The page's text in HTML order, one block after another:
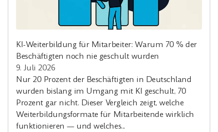
KI-Weiterbildung für Mitarbeiter: Warum 70 % der
Beschäftigten noch nie geschult wurden
9. Juli 2026
Nur 20 Prozent der Beschäftigten in Deutschland
wurden bislang im Umgang mit KI geschult, 70
Prozent gar nicht. Dieser Vergleich zeigt, welche
Weiterbildungsformate für Mitarbeitende wirklich
funktionieren — und welches...